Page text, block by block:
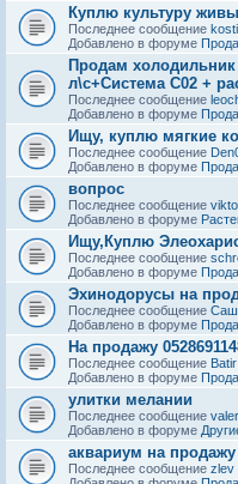
Куплю культуру
Последнее сообщение
Добавлено в форуме
Продам холодильник
л\с+Система С02 +
Последнее сообщение
Добавлено в форуме
Ищу, куплю мягкие
Последнее сообщение
Добавлено в форуме
вопрос
Последнее сообщение
Добавлено в форуме
Ищу,Куплю
Последнее сообщение
Добавлено в форуме
Эхинодорусы на
Последнее сообщение
Добавлено в форуме
На продажу
Последнее сообщение Batir
Добавлено в форуме
улитки мелании
Последнее сообщение
Добавлено в форуме
аквариум на продажу
Последнее сообщение zlev